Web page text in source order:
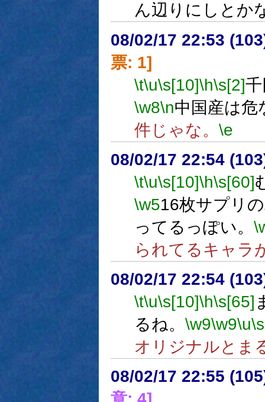
ん辺りにしとか
08/02/17 22:53
票: 1]
\t\u\s[10]\h\s[2]
\w8\n中国産は危
件じゃな。 \e
08/02/17 22:54
\t\u\s[10]\h\s[60]
\w516枚サプリ
ってるっぽい。
られてるキャラ
08/02/17 22:54
\t\u\s[10]\h\s[65]
るね。 \w9\w9\u
オリジナルとま
08/02/17 22:55